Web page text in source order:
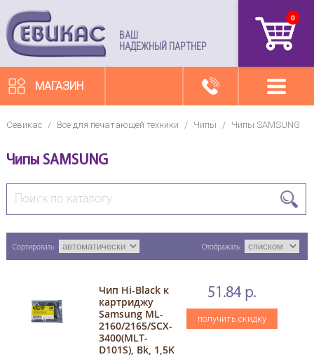
ВАШ
НАДЕЖНЫЙ ПАРТНЕР
0
МАГАЗИН
Севикас / Все для печатающей техники / Чипы / Чипы SAMSUNG
Чипы SAMSUNG
Сортировать: Отображать:
Чип Hi-Black к
картриджу
Samsung ML-
2160/2165/SCX-
3400(MLT-
D101S), Bk, 1,5K
51.84 р.
получить скидку